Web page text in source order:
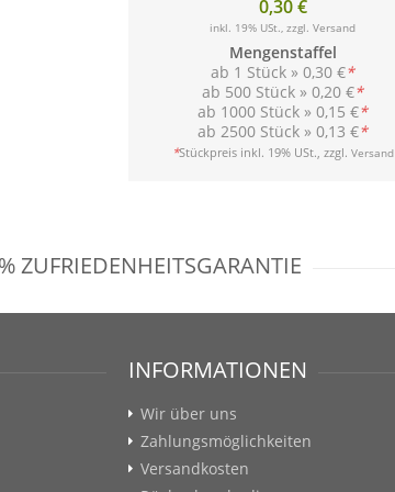
0,30 €
inkl. 19% USt., zzgl. Versand
Mengenstaffel
ab 1 Stück » 0,30 €*
ab 500 Stück » 0,20 €*
ab 1000 Stück » 0,15 €*
ab 2500 Stück » 0,13 €*
*Stückpreis inkl. 19% USt., zzgl. Versand
ZUFRIEDENHEITSGARANTIE
INFORMATIONEN
Wir über uns
Zahlungsmöglichkeiten
Versandkosten